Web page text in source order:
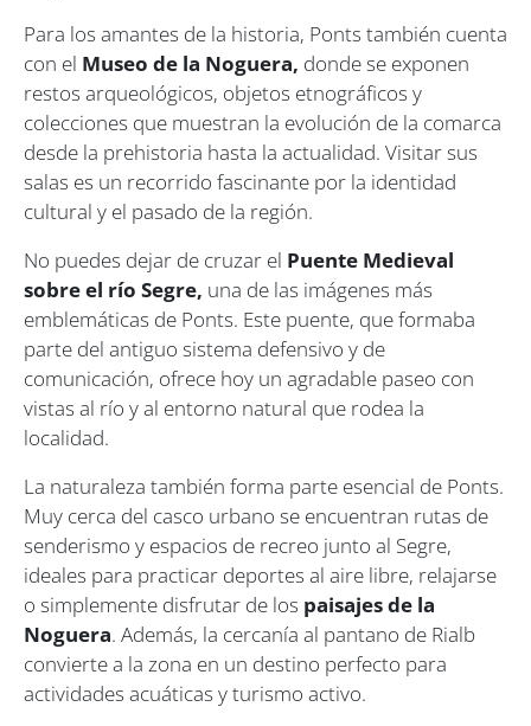
Para los amantes de la historia, Ponts también cuenta
con el Museo de la Noguera, donde se exponen
restos arqueológicos, objetos etnográficos y
colecciones que muestran la evolución de la comarca
desde la prehistoria hasta la actualidad. Visitar sus
salas es un recorrido fascinante por la identidad
cultural y el pasado de la región.
No puedes dejar de cruzar el Puente Medieval
sobre el río Segre, una de las imágenes más
emblemáticas de Ponts. Este puente, que formaba
parte del antiguo sistema defensivo y de
comunicación, ofrece hoy un agradable paseo con
vistas al río y al entorno natural que rodea la
localidad.
La naturaleza también forma parte esencial de Ponts.
Muy cerca del casco urbano se encuentran rutas de
senderismo y espacios de recreo junto al Segre,
ideales para practicar deportes al aire libre, relajarse
o simplemente disfrutar de los paisajes de la
Noguera. Además, la cercanía al pantano de Rialb
convierte a la zona en un destino perfecto para
actividades acuáticas y turismo activo.